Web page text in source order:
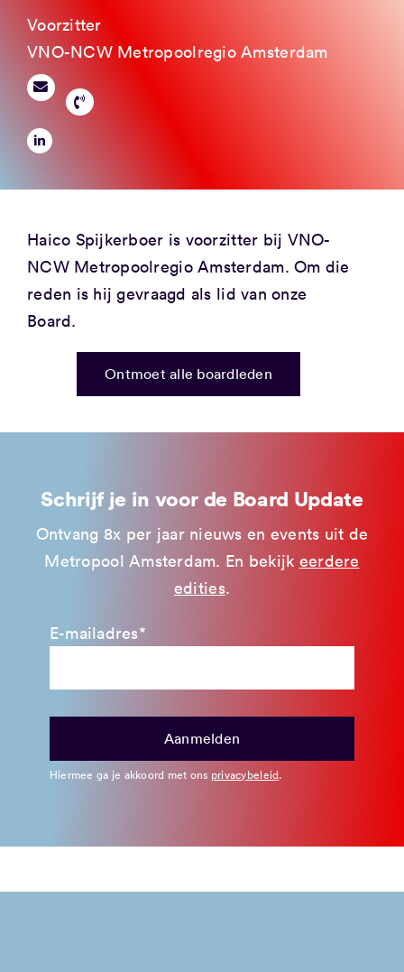
Voorzitter
VNO-NCW Metropoolregio Amsterdam
Haico Spijkerboer is voorzitter bij VNO-
NCW Metropoolregio Amsterdam. Om die
reden is hij gevraagd als lid van onze
Board.
Ontmoet alle boardleden
Schrijf je in voor de Board Update
Ontvang 8x per jaar nieuws en events uit de
Metropool Amsterdam. En bekijk eerdere
edities.
E-mailadres*
Hiermee ga je akkoord met ons privacybeleid.